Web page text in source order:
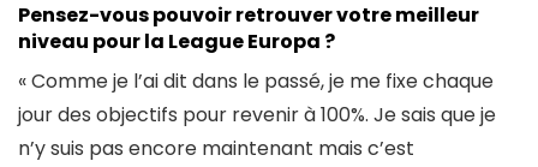
Pensez-vous pouvoir retrouver votre meilleur
niveau pour la League Europa ?
« Comme je l’ai dit dans le passé, je me fixe chaque
jour des objectifs pour revenir à 100%. Je sais que je
n’y suis pas encore maintenant mais c’est